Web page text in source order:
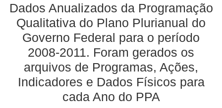
Dados Anualizados da Programação
Qualitativa do Plano Plurianual do
Governo Federal para o período
2008-2011. Foram gerados os
arquivos de Programas, Ações,
Indicadores e Dados Físicos para
cada Ano do PPA